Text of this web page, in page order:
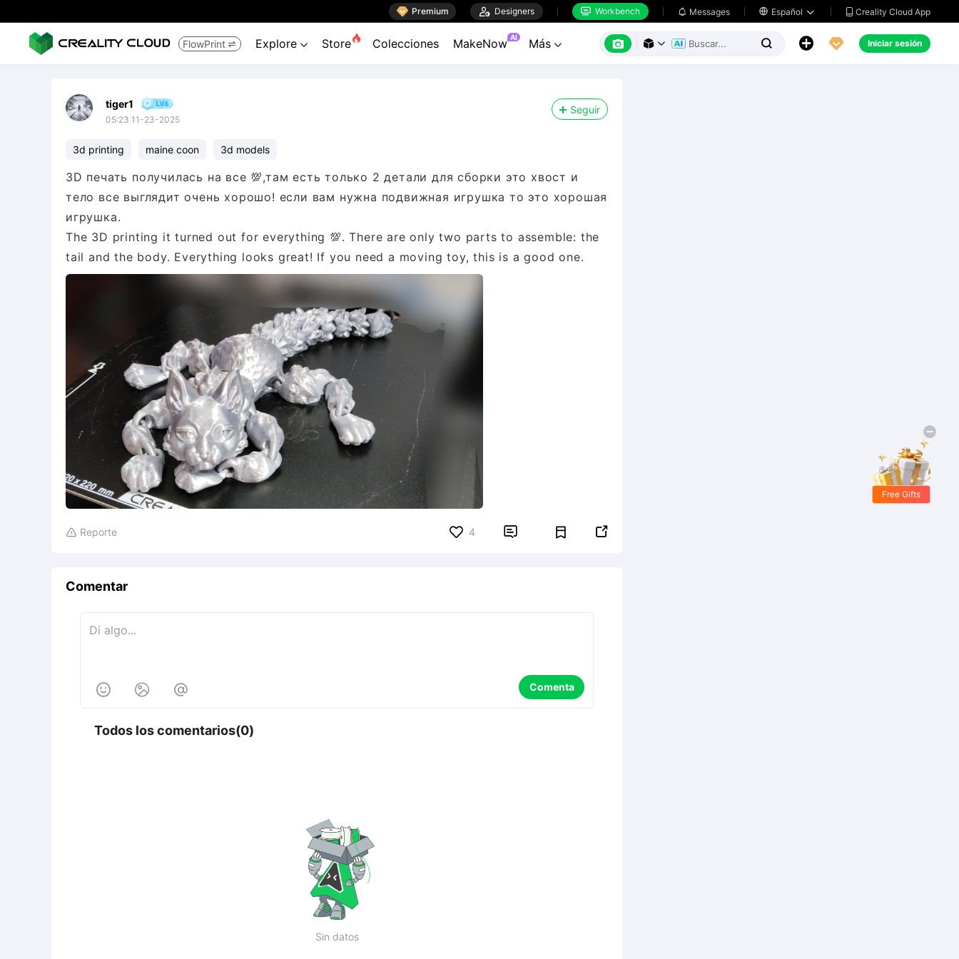
 Premium  Designers  Workbench  Messages  Español   Creality Cloud App
FlowPrint  Explore  Store Colecciones MakeNow AI Más        Iniciar sesión
tiger1
05:23 11-23-2025
Seguir
3d printing maine coon 3d models
3D печать получилась на все 💯,там есть только 2 детали для сборки это хвост и
тело все выглядит очень хорошо! eсли вам нужна подвижная игрушка то это хорошая
игрушка.
The 3D printing it turned out for everything 💯. There are only two parts to assemble: the
tail and the body. Everything looks great! If you need a moving toy, this is a good one.
 Reporte 4  
Comentar
   Comenta
Todos los comentarios(0)
Sin datos
Free Gifts